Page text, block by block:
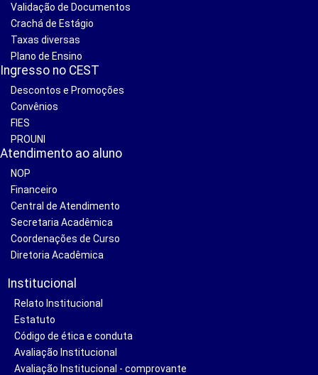
Validação de Documentos
Crachá de Estágio
Taxas diversas
Plano de Ensino
Ingresso no CEST
Descontos e Promoções
Convênios
FIES
PROUNI
Atendimento ao aluno
NOP
Financeiro
Central de Atendimento
Secretaria Acadêmica
Coordenações de Curso
Diretoria Acadêmica
Institucional
Relato Institucional
Estatuto
Código de ética e conduta
Avaliação Institucional
Avaliação Institucional - comprovante